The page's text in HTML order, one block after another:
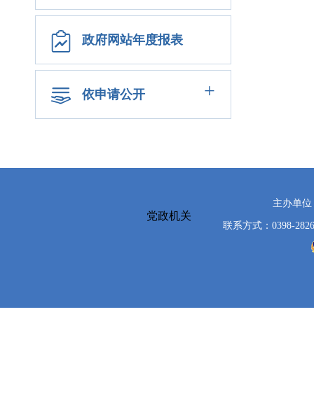
政府网站年度报表
依申请公开 +
党政机关
主办单
联系方式：0398-